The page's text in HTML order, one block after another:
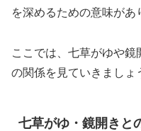
を深めるための意味があ
ここでは、七草がゆや鏡
の関係を見ていきましょ
七草がゆ・鏡開きと